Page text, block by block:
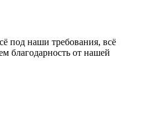
под наши требования, всё
благодарность от нашей